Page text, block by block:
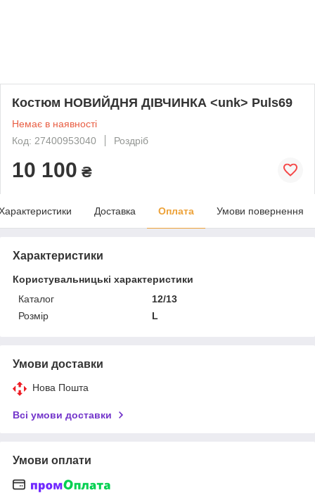
Костюм НОВИЙДНЯ ДІВЧИНКА <unk> Puls69
Немає в наявності
Код: 27400953040
Роздріб
10 100 ₴
Доставка Оплата Умови повернення
Характеристики
Користувальницькі характеристики
Каталог
12/13
Розмір
L
Умови доставки
Нова Пошта
Всі умови доставки
Умови оплати